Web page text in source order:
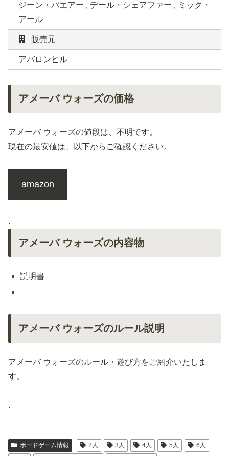
ジーン・バエアー , デール・シェアファー , ミック・
アール
販売元
アバロンヒル
アメーバ ウォーズの価格
アメーバ ウォーズの値段は、不明です。
現在の最安値は、以下からご確認ください。
amazon
.
アメーバ ウォーズの内容物
説明書
アメーバ ウォーズのルール説明
アメーバ ウォーズのルール・遊び方をご紹介いたしま
す。
.
ボードゲーム情報 2人 3人 4人 5人
6人